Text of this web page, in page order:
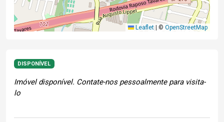
Leaflet |© OpenStreetMap
DISPONÍVEL
Imóvel disponível. Contate-nos pessoalmente para visita-
lo